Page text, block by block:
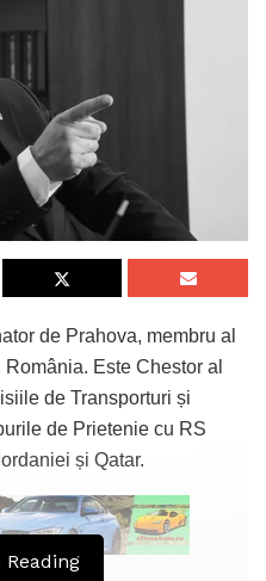
de Prahova, membru al
Este Chestor al
de Transporturi și
de Prietenie cu RS
și Qatar.